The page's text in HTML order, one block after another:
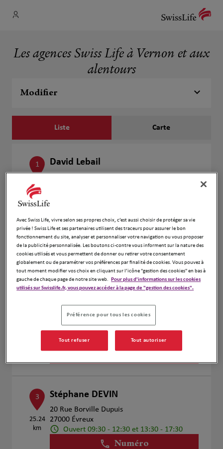
Les agences Swiss Life à Vernon et aux
alentours
Modifier
Liste Carte
1
142 m
David Lebail
Voir plus
2
LESANS Severine, MASCRIER
Guillaume, MARIE Jean Philippe
Ouvert 09:00 - 12:00 et 13:00 - 18:00
Numéro
Voir plus
3
25.24
km
Stéphane DEVIN
20 Rue Borville Dupuis
27000 Évreux
Ouvert 09:30 - 12:30 et 13:30 - 17:30
Numéro
Avec Swiss Life, vivre selon ses propres choix, c’est aussi choisir de protéger sa vie
privée ! Swiss Life et ses partenaires utilisent des traceurs pour assurer le bon
fonctionnement du site, analyser et personnaliser votre navigation ou vous proposer
de la publicité personnalisée. Les boutons ci-contre vous informent sur la nature des
cookies utilisés et vous permettent de donner ou retirer votre consentement
globalement ou de paramétrer vos préférences par finalité de cookies. Vous pouvez à
tout moment modifier vos choix en cliquant sur l’icône "gestion des cookies" en bas à
gauche de chaque page de notre site web. Pour plus d'informations sur les cookies
utilisés sur Swisslife.fr, vous pouvez accéder à la page de "gestion des cookies".
Préférence pour tous les cookies
Tout refuser Tout autoriser